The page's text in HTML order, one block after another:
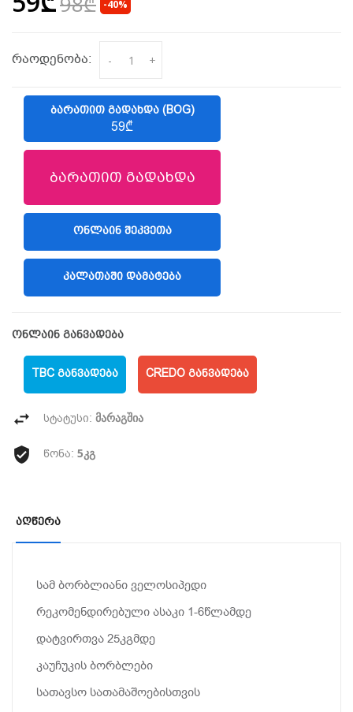
-40%
რაოდენობა: - +
ᲑᲐᲠᲐᲗᲘᲗ ᲒᲐᲓᲐᲮᲓᲐ (BOG)
59₾
ბარათით გადახდა
(LIBERTY)
ᲝᲜᲚᲐᲘᲜ ᲨᲔᲙᲕᲔᲗᲐ
ᲙᲐᲚᲐᲗᲐᲨᲘ ᲓᲐᲛᲐᲢᲔᲑᲐ
ონლაინ განვადება
TBC ᲒᲐᲜᲕᲐᲓᲔᲑᲐ CREDO ᲒᲐᲜᲕᲐᲓᲔᲑᲐ
სტატუსი: მარაგშია
წონა: 5კგ
Აღწერა
სამ ბორბლიანი ველოსიპედი
რეკომენდირებული ასაკი 1-6წლამდე
დატვირთვა 25კგმდე
კაუჩუკის ბორბლები
სათავსო სათამაშოებისთვის